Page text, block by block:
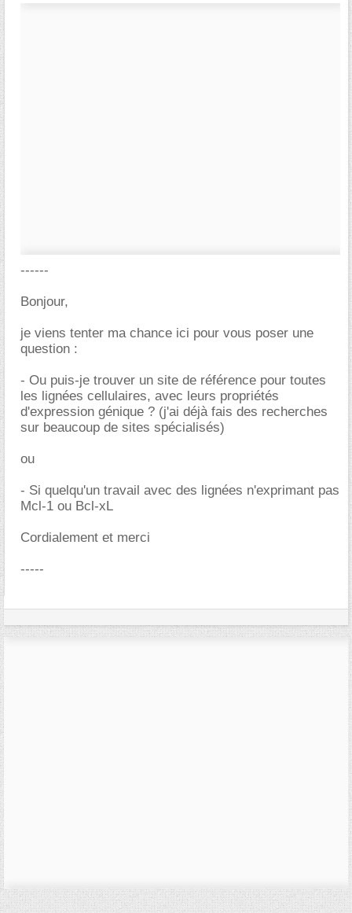
------
Bonjour,
je viens tenter ma chance ici pour vous poser une
question :
- Ou puis-je trouver un site de référence pour toutes
les lignées cellulaires, avec leurs propriétés
d'expression génique ? (j'ai déjà fais des recherches
sur beaucoup de sites spécialisés)
ou
- Si quelqu'un travail avec des lignées n'exprimant pas
Mcl-1 ou Bcl-xL
Cordialement et merci
-----